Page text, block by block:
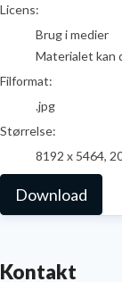
go to media item
Licens:
Brug i medier
Materialet kan
Filformat:
.jpg
Størrelse:
8192 x 5464,
Download
Kontakt